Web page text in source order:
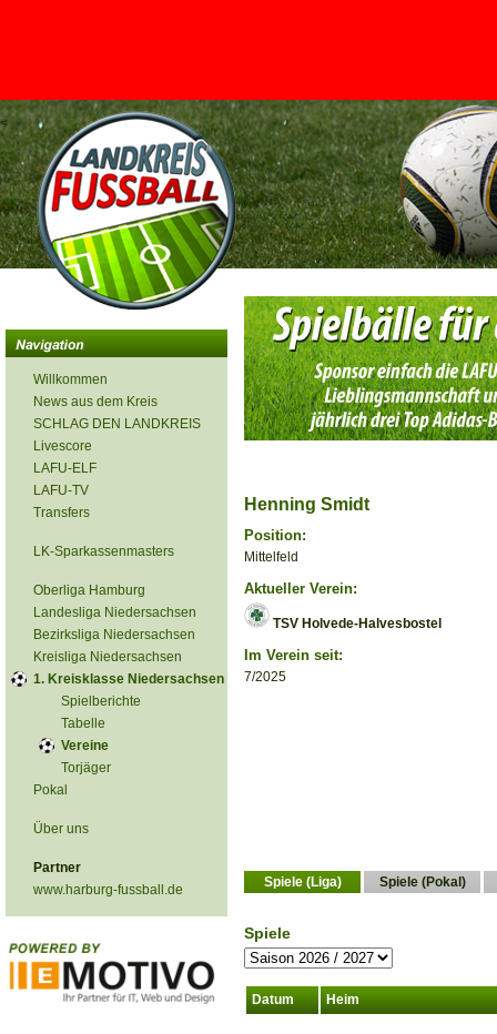
<
Willkommen
News aus dem Kreis
SCHLAG DEN LANDKREIS
Livescore
LAFU-ELF
LAFU-TV
Transfers
LK-Sparkassenmasters
Oberliga Hamburg
Landesliga Niedersachsen
Bezirksliga Niedersachsen
Kreisliga Niedersachsen
1. Kreisklasse Niedersachsen
Spielberichte
Tabelle
Vereine
Torjäger
Pokal
Über uns
Partner
www.harburg-fussball.de
Henning Smidt
Position:
Mittelfeld
Aktueller Verein:
TSV Holvede-Halvesbostel
Im Verein seit:
7/2025
Spiele (Liga) Spiele (Pokal)
Spiele
Datum Heim